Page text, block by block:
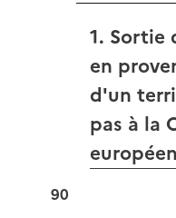
1. Sortie
en
d'un
pas à la
90